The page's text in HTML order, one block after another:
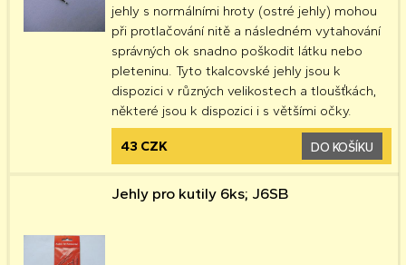
jehly s normálními hroty (ostré jehly) mohou
při protlačování nitě a následném vytahování
správných ok snadno poškodit látku nebo
pleteninu. Tyto tkalcovské jehly jsou k
dispozici v různých velikostech a tloušťkách,
některé jsou k dispozici i s většími očky.
43 CZK DO KOŠÍKU
Jehly pro kutily 6ks; J6SB